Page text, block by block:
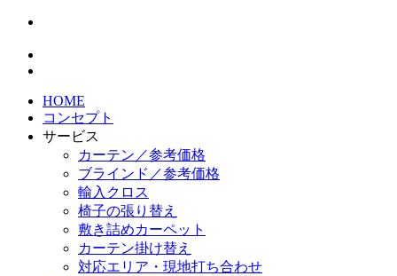
HOME
コンセプト
サービス
カーテン／参考価格
ブラインド／参考価格
輸入クロス
椅子の張り替え
敷き詰めカーペット
カーテン掛け替え
対応エリア・現地打ち合わせ